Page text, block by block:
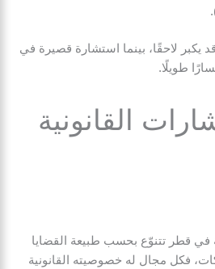
يكبر لاحقًا، بينما استشارة قصيرة في
طويلًا.
القانونية
في قطر تتنوّع بحسب طبيعة القضايا
فكل مجال له خصوصيته القانونية